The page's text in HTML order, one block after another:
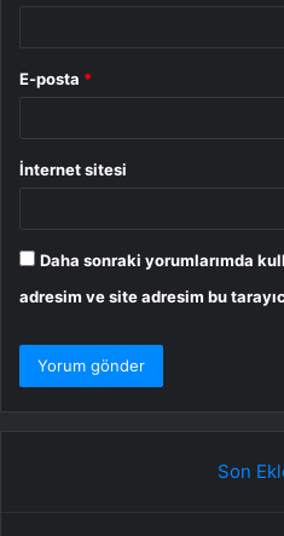
E-posta *
İnternet sitesi
Daha sonraki yorumlarımda
adresim ve site adresim bu
Son